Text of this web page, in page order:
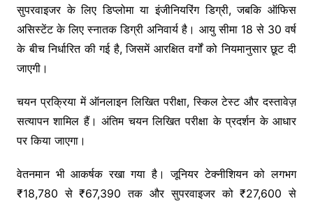
सुपरवाइजर के लिए डिप्लोमा या इंजीनियरिंग डिग्री, जबकि ऑफिस
असिस्टेंट के लिए स्नातक डिग्री अनिवार्य है। आयु सीमा 18 से 30 वर्ष
के बीच निर्धारित की गई है, जिसमें आरक्षित वर्गों को नियमानुसार छूट दी
जाएगी।
चयन प्रक्रिया में ऑनलाइन लिखित परीक्षा, स्किल टेस्ट और दस्तावेज़
सत्यापन शामिल हैं। अंतिम चयन लिखित परीक्षा के प्रदर्शन के आधार
पर किया जाएगा।
वेतनमान भी आकर्षक रखा गया है। जूनियर टेक्नीशियन को लगभग
₹18,780 से ₹67,390 तक और सुपरवाइजर को ₹27,600 से